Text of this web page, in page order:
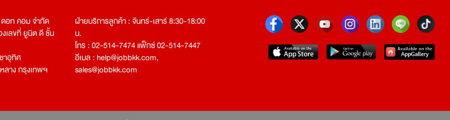
ดอท คอม จำกัด
เลขที่ ยูนิต ดี ชั้น
าอุทิศ
ลาง กรุงเทพฯ
ฝ่ายบริการลูกค้า : จันทร์-เสาร์ 8:30-18:00
น.
โทร : 02-514-7474 แฟ็กซ์ 02-514-7447
อีเมล : help@jobbkk.com,
sales@jobbkk.com